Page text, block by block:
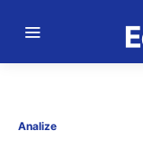
Analize